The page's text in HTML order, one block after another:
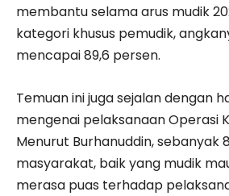
membantu selama arus mudik
kategori khusus pemudik,
mencapai 89,6 persen.
Temuan ini juga sejalan dengan
mengenai pelaksanaan Operasi
Menurut Burhanuddin, sebanyak
masyarakat, baik yang mudik
merasa puas terhadap